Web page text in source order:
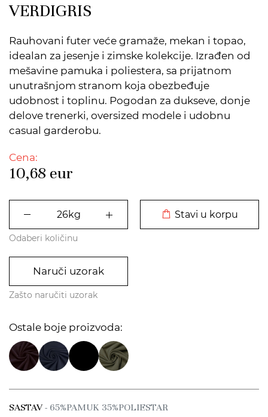
VERDIGRIS
Rauhovani futer veće gramaže, mekan i topao,
idealan za jesenje i zimske kolekcije. Izrađen od
mešavine pamuka i poliestera, sa prijatnom
unutrašnjom stranom koja obezbeđuje
udobnost i toplinu. Pogodan za dukseve, donje
delove trenerki, oversized modele i udobnu
casual garderobu.
Cena:
10,68 eur
Stavi u korpu
Odaberi količinu
Naruči uzorak
Zašto naručiti uzorak
Ostale boje proizvoda:
SASTAV- 65%PAMUK 35%POLIESTAR